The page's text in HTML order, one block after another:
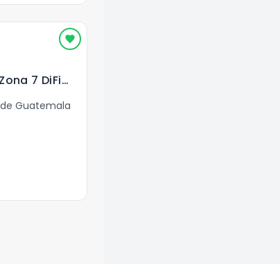
Apartamento en Venta en Zona 7 DiFiori
Guatemala